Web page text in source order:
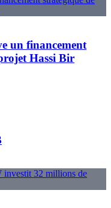
un financement
Hassi Bir